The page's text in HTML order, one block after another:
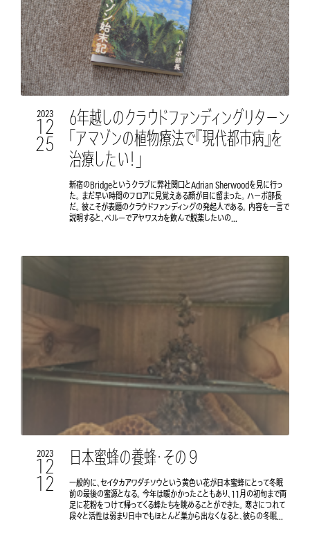
2023
12
25
6年越しのクラウドファンディングリターン
「アマゾンの植物療法で『現代都市病』を
治療したい！」
新宿のBridgeというクラブに弊社関口とAdrian Sherwoodを見に行っ
た。 まだ早い時間のフロアに見覚えある顔が目に留まった。 ハーポ部長
だ。 彼こそが表題のクラウドファンディングの発起人である。 内容を一言で
説明すると、ペルーでアヤワスカを飲んで脱薬したいの...
2023
12
12
日本蜜蜂の養蜂・その９
一般的に、セイタカアワダチソウという黄色い花が日本蜜蜂にとって冬眠
前の最後の蜜源となる。 今年は暖かかったこともあり、11月の初旬まで両
足に花粉をつけて帰ってくる蜂たちを眺めることができた。 寒さにつれて
段々と活性は弱まり日中でもほとんど巣から出なくなると、彼らの冬眠...